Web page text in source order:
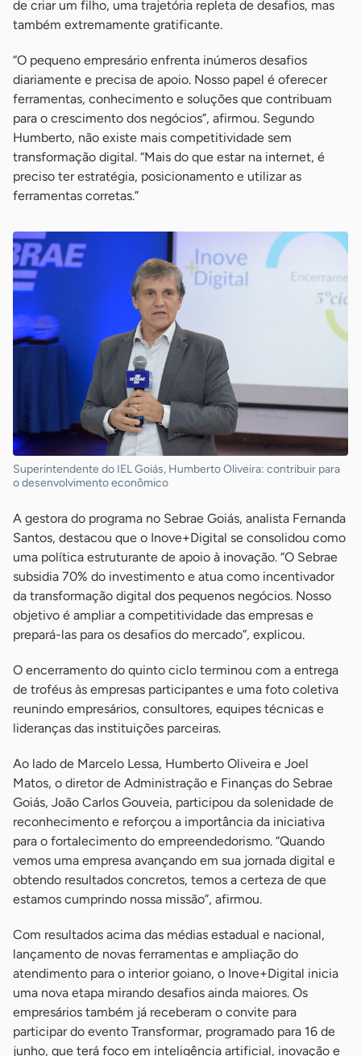
de criar um filho, uma trajetória repleta de desafios, mas
também extremamente gratificante.
“O pequeno empresário enfrenta inúmeros desafios
diariamente e precisa de apoio. Nosso papel é oferecer
ferramentas, conhecimento e soluções que contribuam
para o crescimento dos negócios”, afirmou. Segundo
Humberto, não existe mais competitividade sem
transformação digital. “Mais do que estar na internet, é
preciso ter estratégia, posicionamento e utilizar as
ferramentas corretas.”
Superintendente do IEL Goiás, Humberto Oliveira: contribuir para
o desenvolvimento econômico
A gestora do programa no Sebrae Goiás, analista Fernanda
Santos, destacou que o Inove+Digital se consolidou como
uma política estruturante de apoio à inovação. “O Sebrae
subsidia 70% do investimento e atua como incentivador
da transformação digital dos pequenos negócios. Nosso
objetivo é ampliar a competitividade das empresas e
prepará-las para os desafios do mercado”, explicou.
O encerramento do quinto ciclo terminou com a entrega
de troféus às empresas participantes e uma foto coletiva
reunindo empresários, consultores, equipes técnicas e
lideranças das instituições parceiras.
Ao lado de Marcelo Lessa, Humberto Oliveira e Joel
Matos, o diretor de Administração e Finanças do Sebrae
Goiás, João Carlos Gouveia, participou da solenidade de
reconhecimento e reforçou a importância da iniciativa
para o fortalecimento do empreendedorismo. “Quando
vemos uma empresa avançando em sua jornada digital e
obtendo resultados concretos, temos a certeza de que
estamos cumprindo nossa missão”, afirmou.
Com resultados acima das médias estadual e nacional,
lançamento de novas ferramentas e ampliação do
atendimento para o interior goiano, o Inove+Digital inicia
uma nova etapa mirando desafios ainda maiores. Os
empresários também já receberam o convite para
participar do evento Transformar, programado para 16 de
junho, que terá foco em inteligência artificial, inovação e